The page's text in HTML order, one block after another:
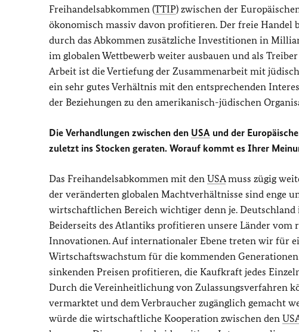
Freihandelsabkommen (TTIP) zwischen der
ökonomisch massiv davon profitieren. Der freie
durch das Abkommen zusätzliche Investitionen in
im globalen Wettbewerb weiter ausbauen und als
Arbeit ist die Vertiefung der Zusammenarbeit mit
ein sehr gutes Verhältnis mit den entsprechenden
der Beziehungen zu den amerikanisch-jüdischen
Die Verhandlungen zwischen den USA und der
zuletzt ins Stocken geraten. Worauf kommt es Ihrer
Das Freihandelsabkommen mit den USAmuss zügig
der veränderten globalen Machtverhältnisse sind enge
wirtschaftlichen Bereich wichtiger denn je.
Beiderseits des Atlantiks profitieren unsere Länder vom
Innovationen. Auf internationaler Ebene treten wir für
Wirtschaftswachstum für die kommenden
sinkenden Preisen profitieren, die Kaufkraft jedes
Durch die Vereinheitlichung von Zulassungsverfahren
vermarktet und dem Verbraucher zugänglich gemacht
würde die wirtschaftliche Kooperation zwischen den